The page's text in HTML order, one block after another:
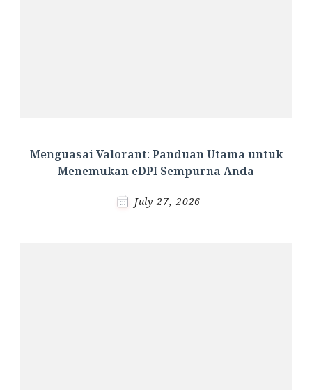
Menguasai Valorant: Panduan Utama untuk
Menemukan eDPI Sempurna Anda
July 27, 2026